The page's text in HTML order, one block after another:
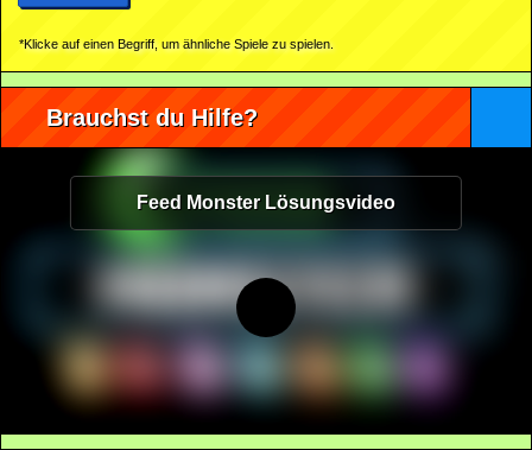
*Klicke auf einen Begriff, um ähnliche Spiele zu spielen.
Brauchst du Hilfe?
Feed Monster Lösungsvideo